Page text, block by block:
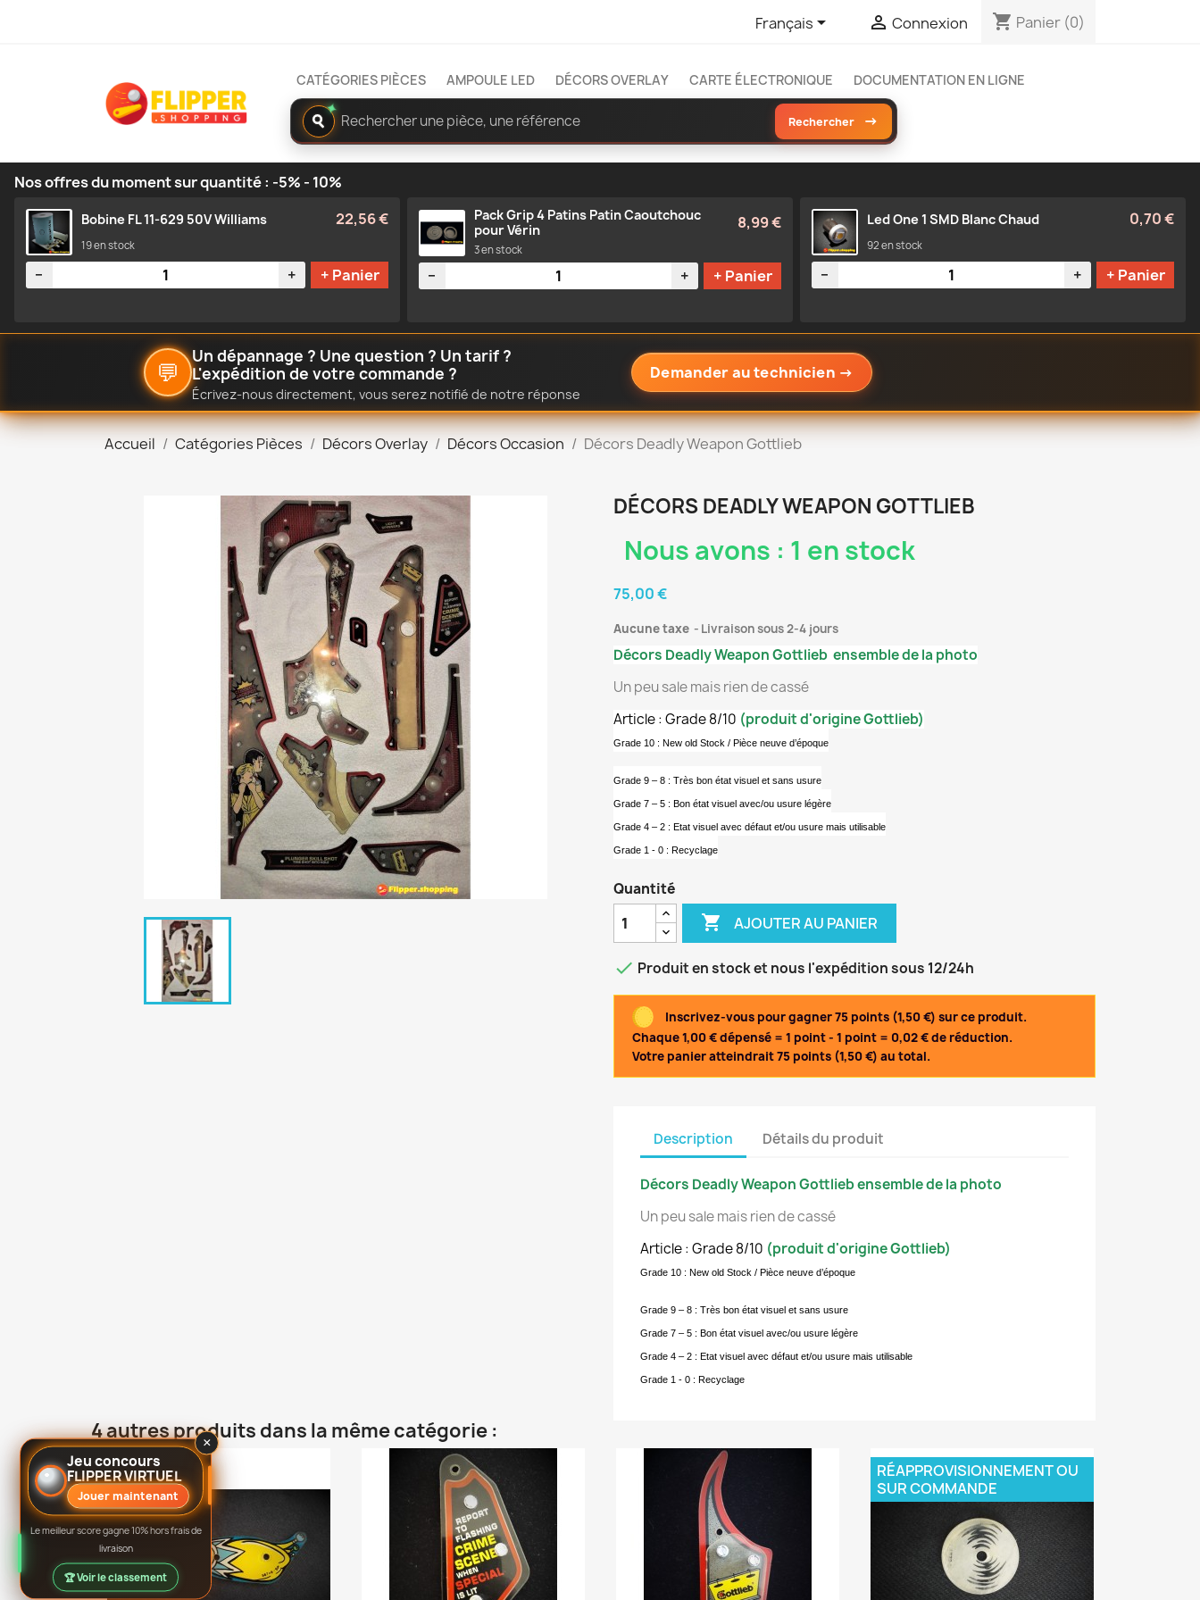
Français  Connexion shopping_cart Panier (0)
CATÉGORIES PIÈCES AMPOULE LED DÉCORS OVERLAY CARTE ÉLECTRONIQUE DOCUMENTATION EN LIGNE
✦
Rechercher
dans
le
catalogue
Rechercher →
Nos offres du moment sur quantité : -5% - 10%
Bobine FL 11-629 50V Williams 22,56 €
19 en stock
Quantité
− + + Panier
Pack Grip 4 Patins Patin Caoutchouc
pour Vérin
8,99 €
3 en stock
Quantité
− + + Panier
Led One 1 SMD Blanc Chaud 0,70 €
92 en stock
Quantité
− + + Panier
💬
Un dépannage ? Une question ? Un tarif ?
L'expédition de votre commande ?
Écrivez-nous directement, vous serez notifié de notre réponse
Demander au technicien →
Accueil Catégories Pièces Décors Overlay Décors Occasion Décors Deadly Weapon Gottlieb
DÉCORS DEADLY WEAPON GOTTLIEB
Nous avons : 1 en stock
75,00 €
Aucune taxe Livraison sous 2-4 jours
Décors Deadly Weapon Gottlieb ensemble de la photo
Un peu sale mais rien de cassé
Article : Grade 8/10 (produit d'origine Gottlieb)
Grade 10 : New old Stock / Pièce neuve d’époque
Grade 9 – 8 : Très bon état visuel et sans usure
Grade 7 – 5 : Bon état visuel avec/ou usure légère
Grade 4 – 2 : Etat visuel avec défaut et/ou usure mais utilisable
Grade 1 - 0 : Recyclage
Quantité
 AJOUTER AU PANIER
 Produit en stock et nous l'expédition sous 12/24h
Inscrivez-vous pour gagner 75 points (1,50 €) sur ce produit.
Chaque 1,00 € dépensé = 1 point - 1 point = 0,02 € de réduction.
Votre panier atteindrait 75 points (1,50 €) au total.
Description Détails du produit
Décors Deadly Weapon Gottlieb ensemble de la photo
Un peu sale mais rien de cassé
Article : Grade 8/10 (produit d'origine Gottlieb)
Grade 10 : New old Stock / Pièce neuve d’époque
Grade 9 – 8 : Très bon état visuel et sans usure
Grade 7 – 5 : Bon état visuel avec/ou usure légère
Grade 4 – 2 : Etat visuel avec défaut et/ou usure mais utilisable
Grade 1 - 0 : Recyclage
4 autres produits dans la même catégorie :
RÉAPPROVISIONNEMENT OU
SUR COMMANDE
×
Jeu concours
FLIPPER VIRTUEL
Jouer maintenant
Le meilleur score gagne 10% hors frais de
livraison
🏆 Voir le classement